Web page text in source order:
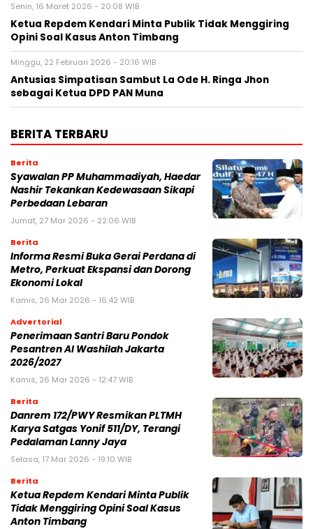
Senin, 16 Maret 2026 - 20:08 WIB
Ketua Repdem Kendari Minta Publik Tidak Menggiring
Opini Soal Kasus Anton Timbang
Minggu, 22 Februari 2026 - 20:16 WIB
Antusias Simpatisan Sambut La Ode H. Ringa Jhon
sebagai Ketua DPD PAN Muna
BERITA TERBARU
Berita
Syawalan PP Muhammadiyah, Haedar
Nashir Tekankan Kedewasaan Sikapi
Perbedaan Lebaran
Jumat, 27 Mar 2026 - 22:06 WIB
Berita
Informa Resmi Buka Gerai Perdana di
Metro, Perkuat Ekspansi dan Dorong
Ekonomi Lokal
Kamis, 26 Mar 2026 - 16:42 WIB
Advertorial
Penerimaan Santri Baru Pondok
Pesantren Al Washilah Jakarta
2026/2027
Kamis, 26 Mar 2026 - 12:47 WIB
Berita
Danrem 172/PWY Resmikan PLTMH
Karya Satgas Yonif 511/DY, Terangi
Pedalaman Lanny Jaya
Selasa, 17 Mar 2026 - 19:10 WIB
Berita
Ketua Repdem Kendari Minta Publik
Tidak Menggiring Opini Soal Kasus
Anton Timbang